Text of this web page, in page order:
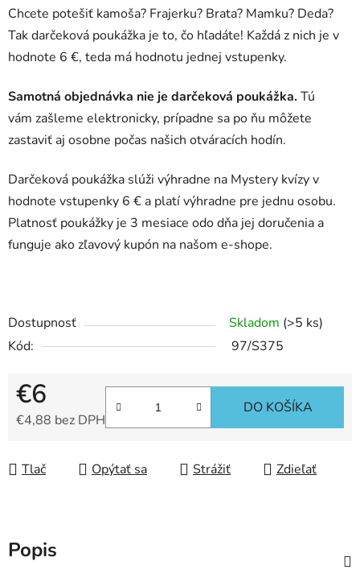
Chcete potešiť kamoša? Frajerku? Brata? Mamku? Deda?
Tak darčeková poukážka je to, čo hľadáte! Každá z nich je v
hodnote 6 €, teda má hodnotu jednej vstupenky.
Samotná objednávka nie je darčeková poukážka. Tú
vám zašleme elektronicky, prípadne sa po ňu môžete
zastaviť aj osobne počas našich otváracích hodín.
Darčeková poukážka slúži výhradne na Mystery kvízy v
hodnote vstupenky 6 € a platí výhradne pre jednu osobu.
Platnosť poukážky je 3 mesiace odo dňa jej doručenia a
funguje ako zľavový kupón na našom e-shope.
Dostupnosť Skladom (>5 ks)
Kód:
97/S375
€6
€4,88 bez DPH
DO KOŠÍKA
Tlač Opýtať sa Strážiť Zdieľať
Popis